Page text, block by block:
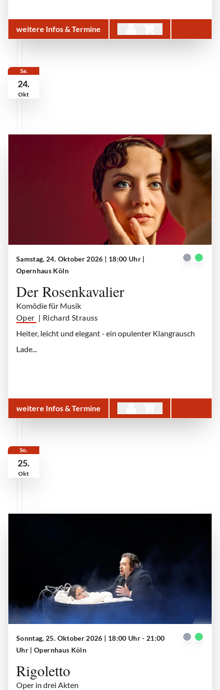
weitere Infos & Termine
Sa.
24.
Okt
Samstag, 24. Oktober 2026 | 18:00 Uhr |
Opernhaus Köln
Der Rosenkavalier
Komödie für Musik
Oper | Richard Strauss
Heiter, leicht und elegant - ein opulenter Klangrausch
Lade...
weitere Infos & Termine
So.
25.
Okt
Sonntag, 25. Oktober 2026 | 18:00 Uhr - 21:00
Uhr | Opernhaus Köln
Rigoletto
Oper in drei Akten